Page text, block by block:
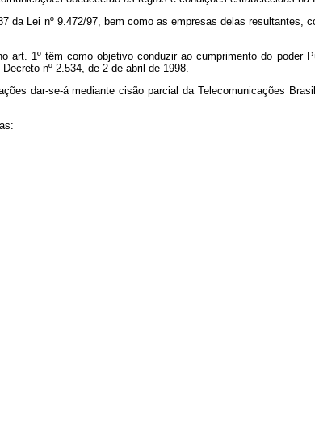
da Lei nº 9.472/97, bem como as empresas delas
art. 1º têm como objetivo conduzir ao cumprimento do poder
nº 2.534, de 2 de abril de 1998.
dar-se-á mediante cisão parcial da Telecomunicações